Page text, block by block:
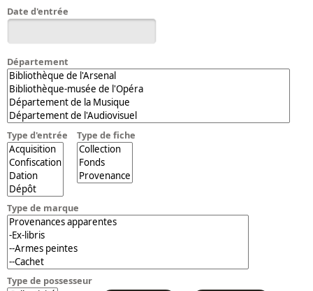
Dictionnaire de la BnF
Dictionnaire BnF : recherche avancée
Dictionnaire BnF : index
Dictionnaire des fonds spéciaux et des principales collections et
provenances
Recherche de fonds, collections et provenances
L'histoire de la BnF en objets
Explorer
Organigrammes de la bibliothèque
Rapports d'activité de la Bibliothèque
Répertoire
Répertoire des catalogues d'expositions
Date d'entrée
Département
Type d'entrée Type de fiche
Type de marque
Type de possesseur